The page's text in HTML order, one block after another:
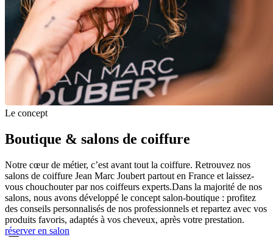
Le concept
Boutique & salons de coiffure
Notre cœur de métier, c’est avant tout la coiffure. Retrouvez nos
salons de coiffure Jean Marc Joubert partout en France et laissez-
vous chouchouter par nos coiffeurs experts.Dans la majorité de nos
salons, nous avons développé le concept salon-boutique : profitez
des conseils personnalisés de nos professionnels et repartez avec vos
produits favoris, adaptés à vos cheveux, après votre prestation.
réserver en salon